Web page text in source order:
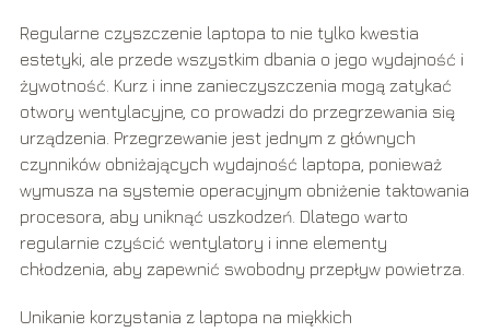
Regularne czyszczenie laptopa to nie tylko kwestia
estetyki, ale przede wszystkim dbania o jego wydajność i
żywotność. Kurz i inne zanieczyszczenia mogą zatykać
otwory wentylacyjne, co prowadzi do przegrzewania się
urządzenia. Przegrzewanie jest jednym z głównych
czynników obniżających wydajność laptopa, ponieważ
wymusza na systemie operacyjnym obniżenie taktowania
procesora, aby uniknąć uszkodzeń. Dlatego warto
regularnie czyścić wentylatory i inne elementy
chłodzenia, aby zapewnić swobodny przepływ powietrza.
Unikanie korzystania z laptopa na miękkich